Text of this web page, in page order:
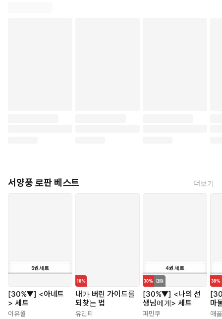
서양풍 로판 베스트 더보기
5권세트
[30%▼] <아네트
> 세트
이유월
내가 버린 가이드를
되찾는 법
유민티
4권 세트
[30%▼] <나의 선
생님에게> 세트
파민쿠
마
애